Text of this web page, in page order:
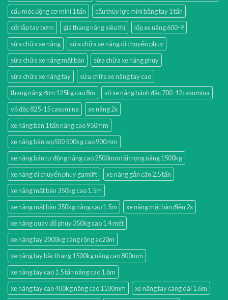
cẩu móc động cơ mini 1 tấn
cẩu thủy lực mini bằng tay 1 tấn
cốt lắp tay bơm
giá thang nâng siêu thị
lốp xe nâng 600-9
sửa chữa xe nâng
sửa chữa xe nâng di chuyển phuy
sửa chữa xe nâng mặt bàn
sửa chữa xe nâng phuy
sửa chữa xe nâng tay
sửa chữa xe nâng tay cao
thang nâng đơn 125kg cao 8m
vỏ xe nâng bánh đặc 700-12casumina
vỏ đặc 825-15 casumina
xe nâng 2x
xe nâng bàn 1 tấn nâng cao 950mm
xe nâng bàn wp500 500kg cao 900mm
xe nâng bán tự động nâng cao 2500mm tải trọng nâng 1500kg
xe nâng di chuyển phuy gamlift
xe nâng gắn cân 2.5 tấn
xe nâng mặt bàn 350kg cao 1.5m
xe nâng mặt bàn 350kg nâng cao 1.5m
xe nâng mặt bàn điện 2x
xe nâng quay đổ phuy 350kg cao 1.4 mét
xe nâng tay 2000kg càng rộng ac20m
xe nâng tay bậc thang 1500kg nâng cao 800mm
xe nâng tay cao 1.5 tấn nâng cao 1.6m
xe nâng tay cao 400kg nâng cao 1100mm
xe nâng tay càng dài 1.6m